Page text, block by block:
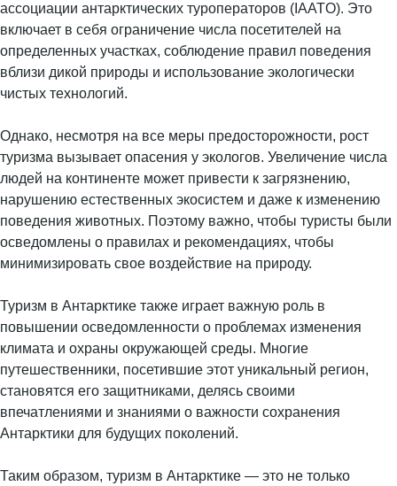
ассоциации антарктических туроператоров (IAATO). Это
включает в себя ограничение числа посетителей на
определенных участках, соблюдение правил поведения
вблизи дикой природы и использование экологически
чистых технологий.
Однако, несмотря на все меры предосторожности, рост
туризма вызывает опасения у экологов. Увеличение числа
людей на континенте может привести к загрязнению,
нарушению естественных экосистем и даже к изменению
поведения животных. Поэтому важно, чтобы туристы были
осведомлены о правилах и рекомендациях, чтобы
минимизировать свое воздействие на природу.
Туризм в Антарктике также играет важную роль в
повышении осведомленности о проблемах изменения
климата и охраны окружающей среды. Многие
путешественники, посетившие этот уникальный регион,
становятся его защитниками, делясь своими
впечатлениями и знаниями о важности сохранения
Антарктики для будущих поколений.
Таким образом, туризм в Антарктике — это не только